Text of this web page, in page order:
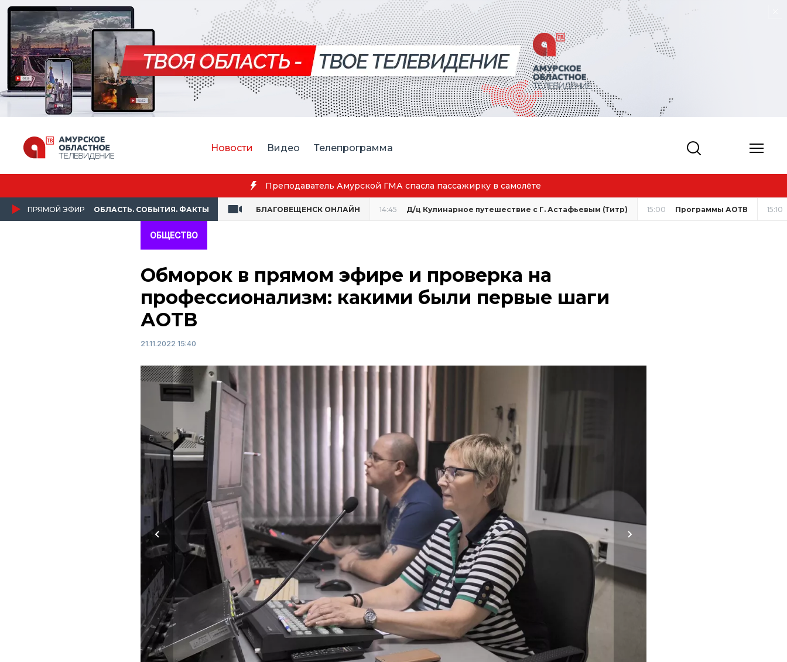
Новости Видео Телепрограмма
Преподаватель Амурской ГМА спасла пассажирку в самолёте
ПРЯМОЙ ЭФИР ОБЛАСТЬ. СОБЫТИЯ. ФАКТЫ БЛАГОВЕЩЕНСК ОНЛАЙН 14:45 Д/ц Кулинарное путешествие с Г. Астафьевым (Титр) 15:00 Программы АОТВ 15:10
ОБЩЕСТВО
Обморок в прямом эфире и проверка на
профессионализм: какими были первые шаги
АОТВ
21.11.2022 15:40